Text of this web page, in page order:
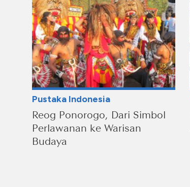
Pustaka Indonesia
Reog Ponorogo, Dari Simbol
Perlawanan ke Warisan
Budaya